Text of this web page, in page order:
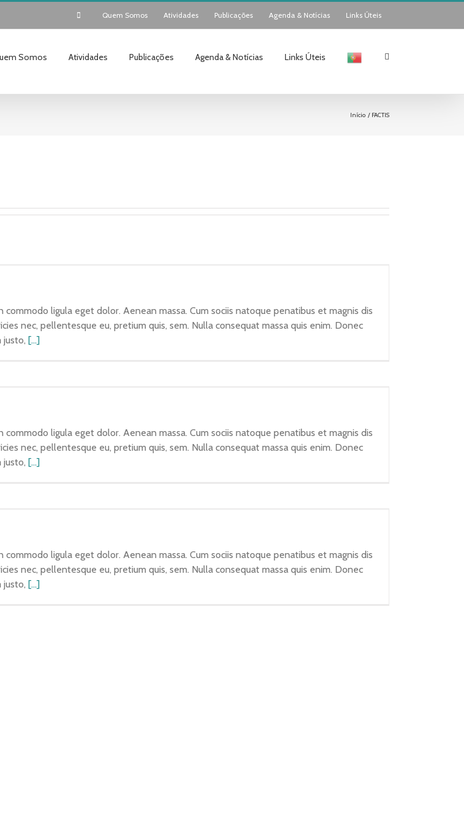
Quem Somos Atividades Publicações Agenda & Notícias Links Úteis
Somos Atividades Publicações Agenda & Notícias Links Úteis
Início FACTIS
ligula eget dolor. Aenean massa. Cum sociis natoque penatibus et magnis dis
nec, pellentesque eu, pretium quis, sem. Nulla consequat massa quis enim. Donec
justo, [...]
ligula eget dolor. Aenean massa. Cum sociis natoque penatibus et magnis dis
nec, pellentesque eu, pretium quis, sem. Nulla consequat massa quis enim. Donec
justo, [...]
ligula eget dolor. Aenean massa. Cum sociis natoque penatibus et magnis dis
nec, pellentesque eu, pretium quis, sem. Nulla consequat massa quis enim. Donec
justo, [...]